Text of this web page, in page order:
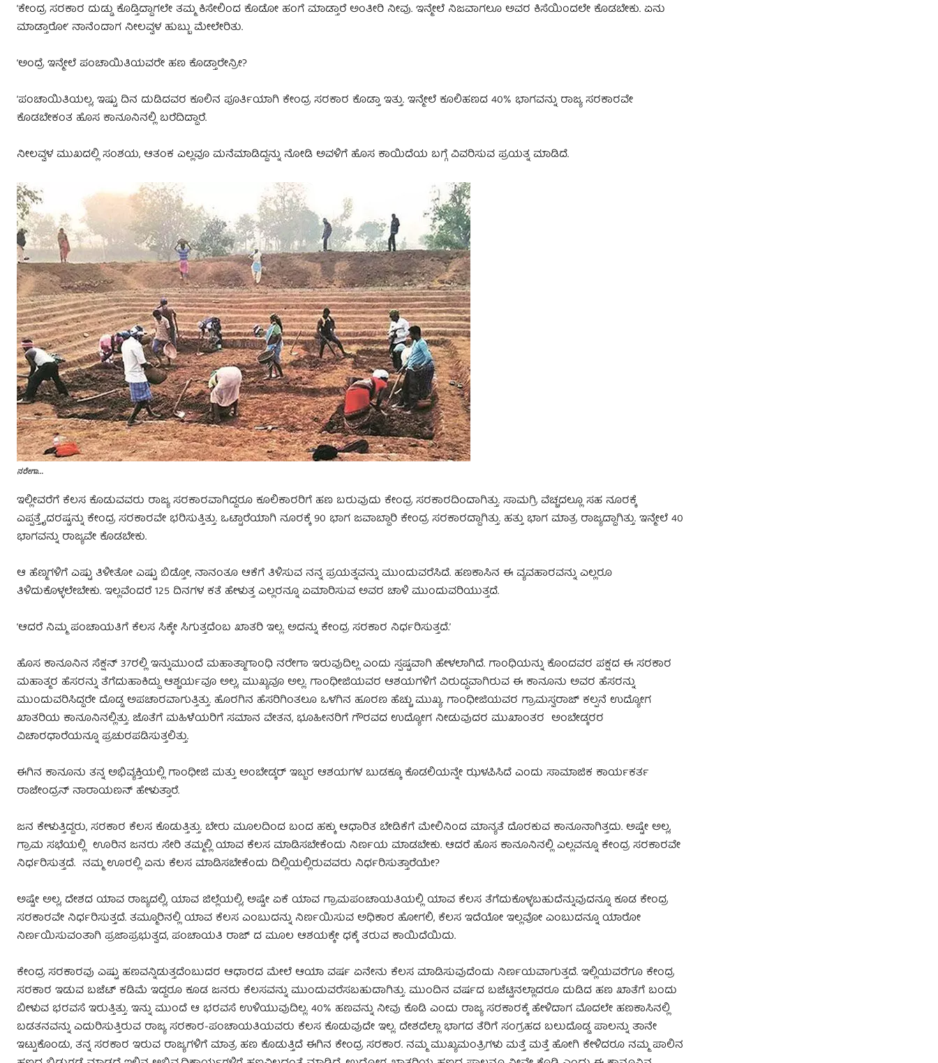
ʻಕೇಂದ್ರ ಸರಕಾರ ದುಡ್ಡು ಕೊಡ್ತಿದ್ದಾಗಲೇ ತಮ್ಮ ಕಿಸೇಲಿಂದ ಕೊಡೋ ಹಂಗೆ ಮಾಡ್ತಾರೆ ಅಂತೀರಿ ನೀವು. ಇನ್ಮೇಲೆ ನಿಜವಾಗಲೂ ಅವರ ಕಿಸೆಯಿಂದಲೇ ಕೊಡಬೇಕು. ಏನು
ಮಾಡ್ತಾರೋʼ ನಾನೆಂದಾಗ ನೀಲವ್ವಳ ಹುಬ್ಬು ಮೇಲೇರಿತು.
ʻಅಂದ್ರೆ ಇನ್ಮೇಲೆ ಪಂಚಾಯಿತಿಯವರೇ ಹಣ ಕೊಡ್ತಾರೇನ್ರೀ?
ʻಪಂಚಾಯಿತಿಯಲ್ಲ, ಇಷ್ಟು ದಿನ ದುಡಿದವರ ಕೂಲಿನ ಪೂರ್ತಿಯಾಗಿ ಕೇಂದ್ರ ಸರಕಾರ ಕೊಡ್ತಾ ಇತ್ತು. ಇನ್ಮೇಲೆ ಕೂಲಿಹಣದ 40% ಭಾಗವನ್ನು ರಾಜ್ಯ ಸರಕಾರವೇ
ಕೊಡಬೇಕಂತ ಹೊಸ ಕಾನೂನಿನಲ್ಲಿ ಬರೆದಿದ್ದಾರೆ.
ನೀಲವ್ವಳ ಮುಖದಲ್ಲಿ ಸಂಶಯ, ಆತಂಕ ಎಲ್ಲವೂ ಮನೆಮಾಡಿದ್ದನ್ನು ನೋಡಿ ಅವಳಿಗೆ ಹೊಸ ಕಾಯಿದೆಯ ಬಗ್ಗೆ ವಿವರಿಸುವ ಪ್ರಯತ್ನ ಮಾಡಿದೆ.
ನರೇಗಾ…
ಇಲ್ಲೀವರೆಗೆ ಕೆಲಸ ಕೊಡುವವರು ರಾಜ್ಯ ಸರಕಾರವಾಗಿದ್ದರೂ ಕೂಲಿಕಾರರಿಗೆ ಹಣ ಬರುವುದು ಕೇಂದ್ರ ಸರಕಾರದಿಂದಾಗಿತ್ತು. ಸಾಮಗ್ರಿ ವೆಚ್ಚದಲ್ಲೂ ಸಹ ನೂರಕ್ಕೆ
ಎಪ್ಪತ್ತೈದರಷ್ಟನ್ನು ಕೇಂದ್ರ ಸರಕಾರವೇ ಭರಿಸುತ್ತಿತ್ತು. ಒಟ್ಟಾರೆಯಾಗಿ ನೂರಕ್ಕೆ 90 ಭಾಗ ಜವಾಬ್ದಾರಿ ಕೇಂದ್ರ ಸರಕಾರದ್ದಾಗಿತ್ತು. ಹತ್ತು ಭಾಗ ಮಾತ್ರ ರಾಜ್ಯದ್ದಾಗಿತ್ತು. ಇನ್ಮೇಲೆ 40
ಭಾಗವನ್ನು ರಾಜ್ಯವೇ ಕೊಡಬೇಕು.
ಆ ಹೆಣ್ಮಗಳಿಗೆ ಎಷ್ಟು ತಿಳೀತೋ ಎಷ್ಟು ಬಿಡ್ತೋ, ನಾನಂತೂ ಆಕೆಗೆ ತಿಳಿಸುವ ನನ್ನ ಪ್ರಯತ್ನವನ್ನು ಮುಂದುವರೆಸಿದೆ. ಹಣಕಾಸಿನ ಈ ವ್ಯವಹಾರವನ್ನು ಎಲ್ಲರೂ
ತಿಳಿದುಕೊಳ್ಳಲೇಬೇಕು. ಇಲ್ಲವೆಂದರೆ 125 ದಿನಗಳ ಕತೆ ಹೇಳುತ್ತ ಎಲ್ಲರನ್ನೂ ಏಮಾರಿಸುವ ಅವರ ಚಾಳಿ ಮುಂದುವರಿಯುತ್ತದೆ.
ʻಆದರೆ ನಿಮ್ಮ ಪಂಚಾಯತಿಗೆ ಕೆಲಸ ಸಿಕ್ಕೇ ಸಿಗುತ್ತದೆಂಬ ಖಾತರಿ ಇಲ್ಲ. ಅದನ್ನು ಕೇಂದ್ರ ಸರಕಾರ ನಿರ್ಧರಿಸುತ್ತದೆ.ʼ ‌
ಹೊಸ ಕಾನೂನಿನ ಸೆಕ್ಷನ್‌ 37ರಲ್ಲಿ ಇನ್ನುಮುಂದೆ ಮಹಾತ್ಮಾಗಾಂಧಿ ನರೇಗಾ ಇರುವುದಿಲ್ಲ ಎಂದು ಸ್ಪಷ್ಟವಾಗಿ ಹೇಳಲಾಗಿದೆ. ಗಾಂಧಿಯನ್ನು ಕೊಂದವರ ಪಕ್ಷದ ಈ ಸರಕಾರ
ಮಹಾತ್ಮರ ಹೆಸರನ್ನು ತೆಗೆದುಹಾಕಿದ್ದು ಆಶ್ಚರ್ಯವೂ ಅಲ್ಲ, ಮುಖ್ಯವೂ ಅಲ್ಲ. ಗಾಂಧೀಜಿಯವರ ಆಶಯಗಳಿಗೆ ವಿರುದ್ಧವಾಗಿರುವ ಈ ಕಾನೂನು ಅವರ ಹೆಸರನ್ನು
ಮುಂದುವರಿಸಿದ್ದರೇ ದೊಡ್ಡ ಅಪಚಾರವಾಗುತ್ತಿತ್ತು. ಹೊರಗಿನ ಹೆಸರಿಗಿಂತಲೂ ಒಳಗಿನ ಹೂರಣ ಹೆಚ್ಚು ಮುಖ್ಯ. ಗಾಂಧೀಜಿಯವರ ಗ್ರಾಮಸ್ವರಾಜ್‌ ಕಲ್ಪನೆ ಉದ್ಯೋಗ
ಖಾತರಿಯ ಕಾನೂನಿನಲ್ಲಿತ್ತು. ಜೊತೆಗೆ ಮಹಿಳೆಯರಿಗೆ ಸಮಾನ ವೇತನ, ಭೂಹೀನರಿಗೆ ಗೌರವದ ಉದ್ಯೋಗ ನೀಡುವುದರ ಮುಖಾಂತರ ಅಂಬೇಡ್ಕರರ
ವಿಚಾರಧಾರೆಯನ್ನೂ ಪ್ರಚುರಪಡಿಸುತ್ತಲಿತ್ತು.
ಈಗಿನ ಕಾನೂನು ತನ್ನ ಅಭಿವ್ಯಕ್ತಿಯಲ್ಲಿ‌ ಗಾಂಧೀಜಿ ಮತ್ತು ಅಂಬೇಡ್ಕರ್‌ ಇಬ್ಬರ ಆಶಯಗಳ ಬುಡಕ್ಕೂ ಕೊಡಲಿಯನ್ನೇ ಝಳಪಿಸಿದೆ ಎಂದು ಸಾಮಾಜಿಕ ಕಾರ್ಯಕರ್ತ
ರಾಜೇಂದ್ರನ್‌ ನಾರಾಯಣನ್ ಹೇಳುತ್ತಾರೆ.
ಜನ ಕೇಳುತ್ತಿದ್ದರು, ಸರಕಾರ ಕೆಲಸ ಕೊಡುತ್ತಿತ್ತು. ಬೇರು ಮೂಲದಿಂದ ಬಂದ ಹಕ್ಕು ಆಧಾರಿತ ಬೇಡಿಕೆಗೆ ಮೇಲಿನಿಂದ ಮಾನ್ಯತೆ ದೊರಕುವ ಕಾನೂನಾಗಿತ್ತದು. ಅಷ್ಟೇ ಅಲ್ಲ,
ಗ್ರಾಮ ಸಭೆಯಲ್ಲಿ ಊರಿನ ಜನರು ಸೇರಿ ತಮ್ಮಲ್ಲಿ ಯಾವ ಕೆಲಸ ಮಾಡಿಸಬೇಕೆಂದು ನಿರ್ಣಯ ಮಾಡಬೇಕು. ಆದರೆ ಹೊಸ ಕಾನೂನಿನಲ್ಲಿ ಎಲ್ಲವನ್ನೂ ಕೇಂದ್ರ ಸರಕಾರವೇ
ನಿರ್ಧರಿಸುತ್ತದೆ. ನಮ್ಮ ಊರಲ್ಲಿ ಏನು ಕೆಲಸ ಮಾಡಿಸಬೇಕೆಂದು ದಿಲ್ಲಿಯಲ್ಲಿರುವವರು ನಿರ್ಧರಿಸುತ್ತಾರೆಯೇ?
ಅಷ್ಟೇ ಅಲ್ಲ, ದೇಶದ ಯಾವ ರಾಜ್ಯದಲ್ಲಿ, ಯಾವ ಜಿಲ್ಲೆಯಲ್ಲಿ, ಅಷ್ಟೇ ಏಕೆ ಯಾವ ಗ್ರಾಮಪಂಚಾಯತಿಯಲ್ಲಿ ಯಾವ ಕೆಲಸ ತೆಗೆದುಕೊಳ್ಳಬಹುದೆನ್ನುವುದನ್ನೂ ಕೂಡ ಕೇಂದ್ರ
ಸರಕಾರವೇ ನಿರ್ಧರಿಸುತ್ತದೆ. ತಮ್ಮೂರಿನಲ್ಲಿ ಯಾವ ಕೆಲಸ ಎಂಬುದನ್ನು ನಿರ್ಣಯಿಸುವ ಅಧಿಕಾರ ಹೋಗಲಿ, ಕೆಲಸ ಇದೆಯೋ ಇಲ್ಲವೋ ಎಂಬುದನ್ನೂ ಯಾರೋ
ನಿರ್ಣಯಿಸುವಂತಾಗಿ ಪ್ರಜಾಪ್ರಭುತ್ವದ, ಪಂಚಾಯತಿ ರಾಜ್‌ ದ ಮೂಲ ಆಶಯಕ್ಕೇ ಧಕ್ಕೆ ತರುವ ಕಾಯಿದೆಯಿದು.
ಕೇಂದ್ರ ಸರಕಾರವು ಎಷ್ಟು ಹಣವನ್ನಿಡುತ್ತದೆಂಬುದರ ಆಧಾರದ ಮೇಲೆ ಆಯಾ ವರ್ಷ ಏನೇನು ಕೆಲಸ ಮಾಡಿಸುವುದೆಂದು ನಿರ್ಣಯವಾಗುತ್ತದೆ. ಇಲ್ಲಿಯವರೆಗೂ ಕೇಂದ್ರ
ಸರಕಾರ ಇಡುವ ಬಜೆಟ್‌ ಕಡಿಮೆ ಇದ್ದರೂ ಕೂಡ ಜನರು ಕೆಲಸವನ್ನು ಮುಂದುವರೆಸಬಹುದಾಗಿತ್ತು. ಮುಂದಿನ ವರ್ಷದ ಬಜೆಟ್ಟಿನಲ್ಲಾದರೂ ದುಡಿದ ಹಣ ಖಾತೆಗೆ ಬಂದು
ಬೀಳುವ ಭರವಸೆ ಇರುತ್ತಿತ್ತು. ಇನ್ನು ಮುಂದೆ ಆ ಭರವಸೆ ಉಳಿಯುವುದಿಲ್ಲ. 40% ಹಣವನ್ನು ನೀವು ಕೊಡಿ ಎಂದು ರಾಜ್ಯ ಸರಕಾರಕ್ಕೆ ಹೇಳಿದಾಗ ಮೊದಲೇ ಹಣಕಾಸಿನಲ್ಲಿ
ಬಡತನವನ್ನು ಎದುರಿಸುತ್ತಿರುವ ರಾಜ್ಯ ಸರಕಾರ-ಪಂಚಾಯತಿಯವರು ಕೆಲಸ ಕೊಡುವುದೇ ಇಲ್ಲ. ದೇಶದೆಲ್ಲಾ ಭಾಗದ ತೆರಿಗೆ ಸಂಗ್ರಹದ ಬಲುದೊಡ್ಡ ಪಾಲನ್ನು ತಾನೇ
ಇಟ್ಟುಕೊಂಡು, ತನ್ನ ಸರಕಾರ ಇರುವ ರಾಜ್ಯಗಳಿಗೆ ಮಾತ್ರ ಹಣ ಕೊಡುತ್ತಿದೆ ಈಗಿನ ಕೇಂದ್ರ ಸರಕಾರ. ನಮ್ಮ ಮುಖ್ಯಮಂತ್ರಿಗಳು ಮತ್ತೆ ಮತ್ತೆ ಹೋಗಿ ಕೇಳಿದರೂ ನಮ್ಮ ಪಾಲಿನ